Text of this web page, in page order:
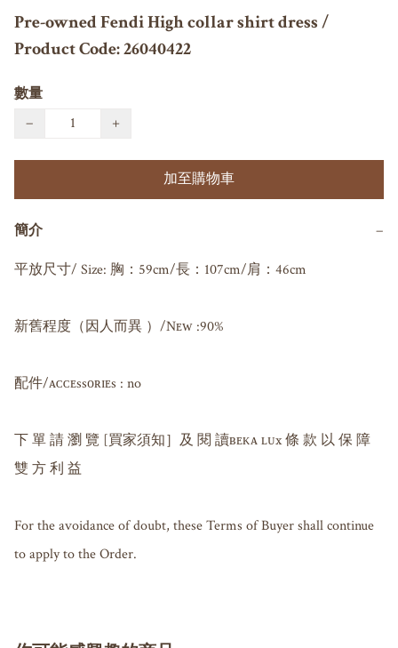
Pre-owned Fendi High collar shirt dress /
Product Code: 26040422
數量
−
+
加至購物車
簡介 −
平放尺寸/ Size: 胸：59cm/長：107cm/肩：46cm
新舊程度（因人而異 ）/Nᴇᴡ :90%
配件/ᴀᴄᴄᴇssᴏʀɪᴇs : no
下 單 請 瀏 覽 [買家須知］及 閱 讀ʙᴇᴋᴀ ʟᴜx 條 款 以 保 障
雙 方 利 益
For the avoidance of doubt, these Terms of Buyer shall continue